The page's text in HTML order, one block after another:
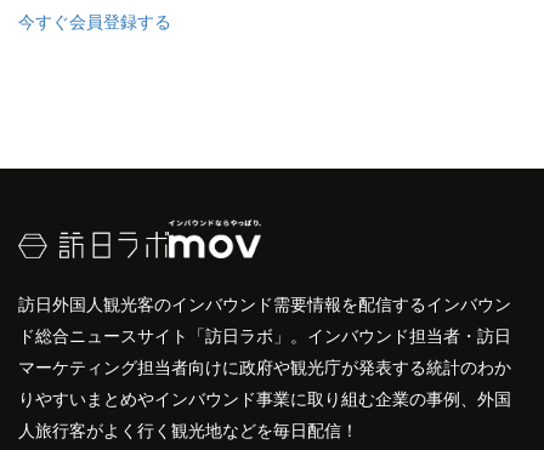
今すぐ会員登録する
訪日外国人観光客のインバウンド需要情報を配信するインバウン
ド総合ニュースサイト「訪日ラボ」。インバウンド担当者・訪日
マーケティング担当者向けに政府や観光庁が発表する統計のわか
りやすいまとめやインバウンド事業に取り組む企業の事例、外国
人旅行客がよく行く観光地などを毎日配信！